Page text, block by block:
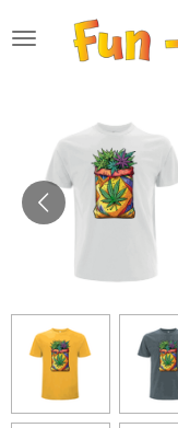
Hauptinhalt